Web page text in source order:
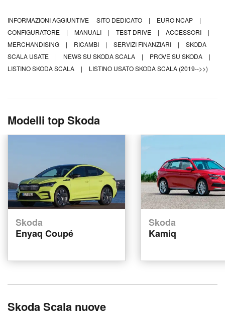
INFORMAZIONI AGGIUNTIVE SITO DEDICATO | EURO NCAP
|
CONFIGURATORE
| MANUALI | TEST DRIVE | ACCESSORI
|
MERCHANDISING
| RICAMBI | SERVIZI FINANZIARI |
SKODA
SCALA USATE
| NEWS SU SKODA SCALA | PROVE SU SKODA
|
LISTINO SKODA SCALA
| LISTINO USATO SKODA SCALA (2019-->>)
Modelli top Skoda
Skoda
Enyaq Coupé
Skoda
Kamiq
Skoda Scala nuove